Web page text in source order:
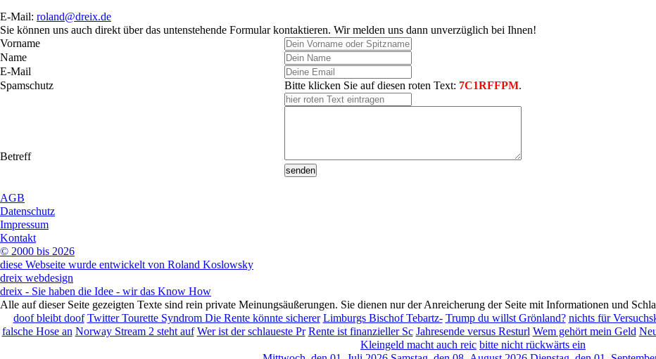
E-Mail: roland@dreix.de
Sie können uns auch direkt über das untenstehende Formular kontaktieren. Wir melden uns dann unverzüglich bei Ihnen!
Vorname
Name
E-Mail
Spamschutz
Bitte klicken Sie auf diesen roten Text: 7C1RFFPM.
Betreff
AGB
Datenschutz
Impressum
Kontakt
© 2000 bis 2026
diese Webseite wurde entwickelt von Roland Koslowsky
dreix webdesign
dreix - Sie haben die Idee - wir das Know How
Alle auf dieser Seite gezeigten Texte sind rein private Meinungsäußerungen. Sie dienen nur der Anreicherung der Seite mit Informationen und
doof bleibt doof Twitter Tourette Syndrom Die Rente könnte sicherer Limburgs Bischof Tebartz- Trump du willst Grönland? nichts für
falsche Hose an Norway Stream 2 steht auf Wer ist der schlaueste Pr Rente ist finanzieller Sc Jahresende versus Resturl Wem gehört mein Geld
Kleingeld macht auch reic bitte nicht rückwärts ein